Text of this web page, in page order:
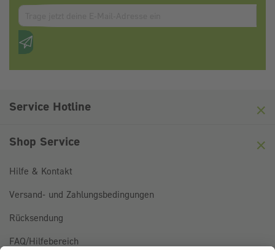
Zum abbonieren des Newsletters, bitte E-Mail Adresse
Anti-Roboter-Verifizierung
Service Hotline
Shop Service
Hilfe & Kontakt
Versand- und Zahlungsbedingungen
Rücksendung
FAQ/Hilfebereich